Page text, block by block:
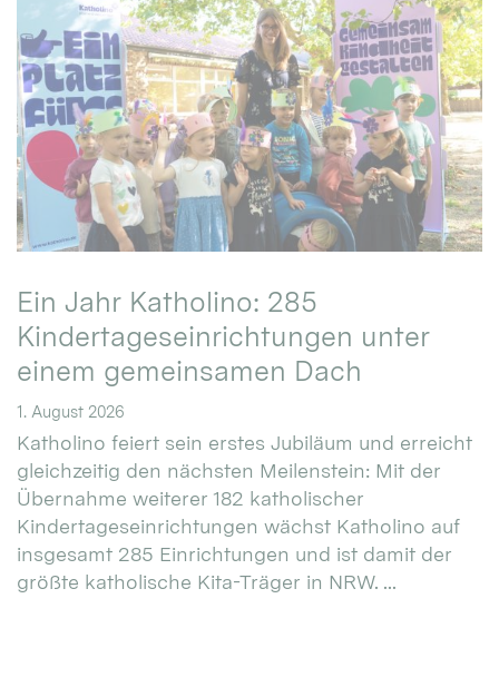
Ein Jahr Katholino: 285
Kindertageseinrichtungen unter
einem gemeinsamen Dach
1. August 2026
Katholino feiert sein erstes Jubiläum und erreicht
gleichzeitig den nächsten Meilenstein: Mit der
Übernahme weiterer 182 katholischer
Kindertageseinrichtungen wächst Katholino auf
insgesamt 285 Einrichtungen und ist damit der
größte katholische Kita-Träger in NRW. ...